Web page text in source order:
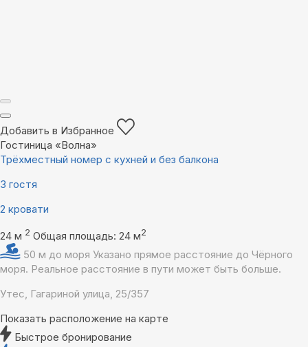
Добавить в Избранное
Гостиница «Волна»
Трёхместный номер с кухней и без балкона
3 гостя
2 кровати
24 м 2 Общая площадь: 24 м2
50 м до моря Указано прямое расстояние до Чёрного
моря. Реальное расстояние в пути может быть больше.
Утес, Гагариной улица, 25/357
Показать расположение на карте
Быстрое бронирование